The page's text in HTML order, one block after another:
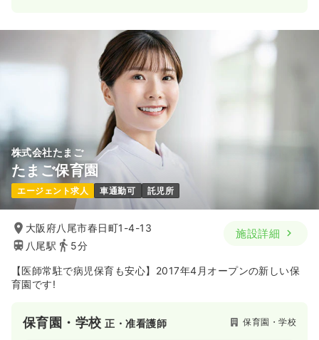
株式会社たまご
たまご保育園
エージェント求人 車通勤可 託児所
大阪府八尾市春日町1-4-13
八尾駅
5分
施設詳細
【医師常駐で病児保育も安心】2017年4月オープンの新しい保
育園です!
保育園・学校正・准看護師 保育園・学校